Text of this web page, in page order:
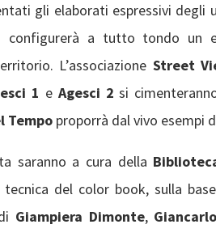
gli elaborati espressivi degli
configurerà a tutto tondo un
L’associazione Street
1 e Agesci 2 si
Tempo proporrà dal vivo esempi
saranno a cura della
del color book, sulla
Giampiera Dimonte,